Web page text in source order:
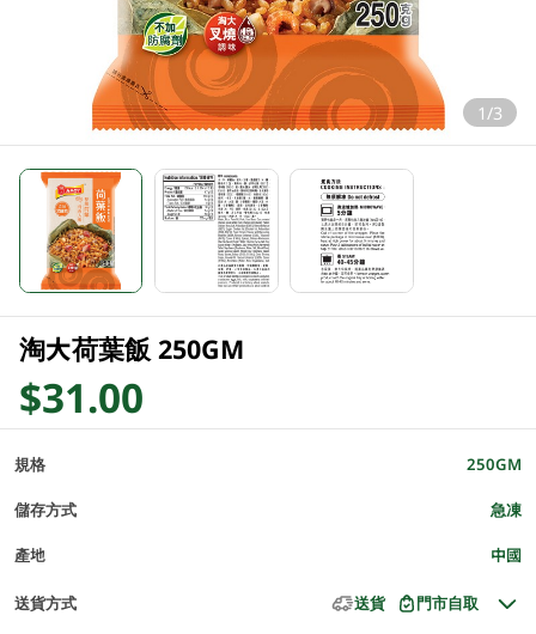
1/3
淘大荷葉飯 250GM
$31.00
規格 250GM
儲存方式 急凍
產地 中國
送貨方式 送貨 門市自取